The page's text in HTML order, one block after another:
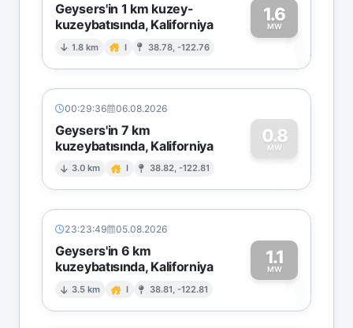
Geysers'in 1 km kuzey-
kuzeybatısında, Kaliforniya
1.8 km I 38.78, -122.76
1.6
MW1
00:29:36 06.08.2026
Geysers'in 7 km
kuzeybatısında, Kaliforniya
3.0 km I 38.82, -122.81
0.8
MW
0
23:23:49 05.08.2026
Geysers'in 6 km
kuzeybatısında, Kaliforniya
3.5 km I 38.81, -122.81
1.1
MW1